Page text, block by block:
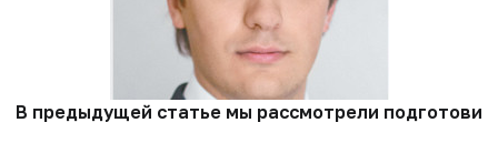
В предыдущей статье мы рассмотрели